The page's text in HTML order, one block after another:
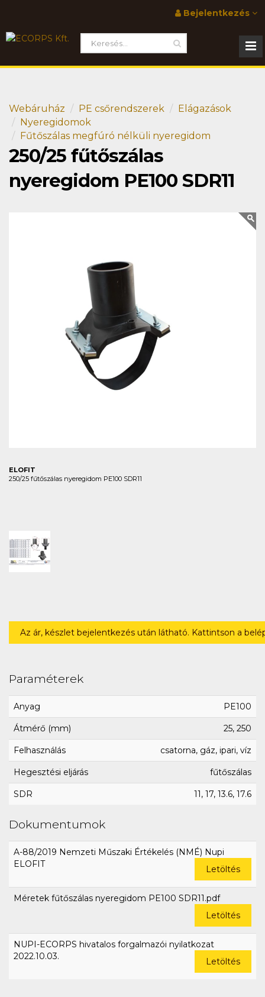
Bejelentkezés
Webáruház PE csőrendszerek
Elágazások
Nyeregidomok
Fűtőszálas megfúró nélküli nyeregidom
250/25 fűtőszálas
nyeregidom PE100 SDR11
ELOFIT
250/25 fűtőszálas nyeregidom PE100 SDR11
Az ár, készlet bejelentkezés után látható. Kattintson a
Paraméterek
Anyag PE100
Átmérő (mm) 25, 250
Felhasználás csatorna, gáz, ipari, víz
Hegesztési eljárás fűtőszálas
SDR 11, 17, 13.6, 17.6
Dokumentumok
A-88/2019 Nemzeti Műszaki Értékelés (NMÉ) Nupi
ELOFIT
Letöltés
Méretek fűtőszálas nyeregidom PE100 SDR11.pdf
Letöltés
NUPI-ECORPS hivatalos forgalmazói nyilatkozat
2022.10.03.
Letöltés